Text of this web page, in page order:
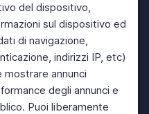
del dispositivo,
sul dispositivo ed
di navigazione,
indirizzi IP, etc)
mostrare annunci
degli annunci e
Puoi liberamente